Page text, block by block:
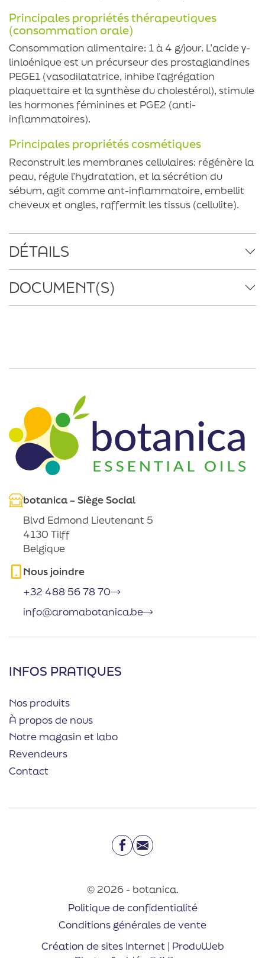
Principales propriétés thérapeutiques
(consommation orale)
Consommation alimentaire: 1 à 4 g/jour. L’acide γ-
linloénique est un précurseur des prostaglandines
PEGE1 (vasodilatatrice, inhibe l’agrégation
plaquettaire et la synthèse du cholestérol), stimule
les hormones féminines et PGE2 (anti-
inflammatoires).
Principales propriétés cosmétiques
Reconstruit les membranes cellulaires: régénère la
peau, régule l’hydratation, et la sécrétion du
sébum, agit comme ant-inflammatoire, embellit
cheveux et ongles, raffermit les tissus (cellulite).
DÉTAILS
DOCUMENT(S)
botanica – Siège Social
Blvd Edmond Lieutenant 5
4130 Tilff
Belgique
Nous joindre
+32 488 56 78 70
info@aromabotanica.be
INFOS PRATIQUES
Nos produits
À propos de nous
Notre magasin et labo
Revendeurs
Contact
Facebook
Email
© 2026 - botanica.
Politique de confidentialité
Conditions générales de vente
Création de sites Internet | ProduWeb